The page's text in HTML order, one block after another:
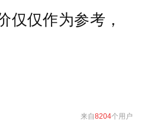
仅仅作为参考，
来自8204个用户